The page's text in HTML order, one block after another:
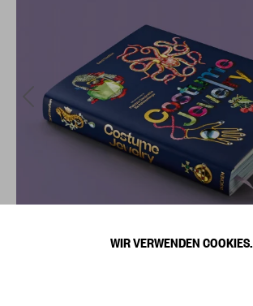
WIR VERWENDEN COOKIES.